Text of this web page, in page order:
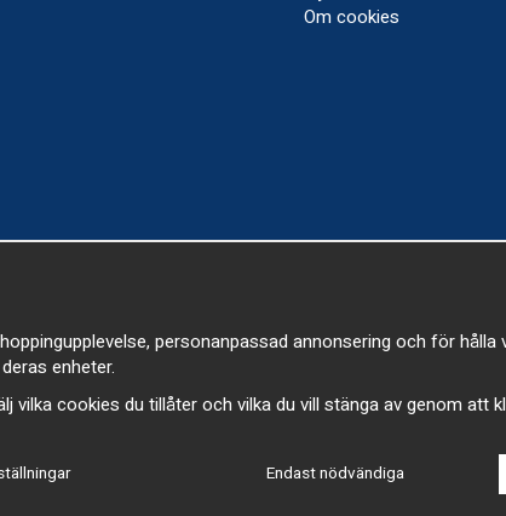
Om cookies
personanpassad annonsering och för
enheter.
vilka cookies du tillåter och vilka du vill stänga av genom att
Endast nödvändiga